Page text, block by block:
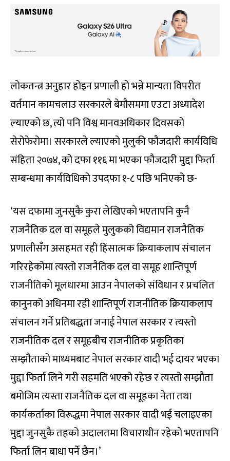
लोकतन्त्र अनुहार होइन प्रणाली हो भन्ने मान्यता विपरीत
वर्तमान कामचलाउ सरकारले बेमौसममा एउटा अध्यादेश
ल्याएको छ, त्यो पनि विश्व मानवअधिकार दिवसको
सेरोफेरोमा। सरकारले ल्याएको मुलुकी फौजदारी कार्यविधि
संहिता २०७४, को दफा ११६ मा भएका फौजदारी मुद्दा फिर्ता
सम्बन्धमा कार्यविधिको उपदफा १-८ पछि भनिएको छ-
‘यस दफामा जुनसुकै कुरा लेखिएको भएतापनि कुनै
राजनैतिक दल वा समूहले मुलुकको विद्यमान राजनैतिक
प्रणालीसँग असहमत रही हिंसात्मक क्रियाकलाप संचालन
गरिरहेकोमा त्यस्तो राजनैतिक दल वा समूह शान्तिपूर्ण
राजनीतिको मूलधारमा आउन नेपालको संविधान र प्रचलित
कानुनको अधिनमा रही शान्तिपूर्ण राजनीतिक क्रियाकलाप
संचालन गर्ने प्रतिबद्धता जनाई नेपाल सरकार र त्यस्तो
राजनीतिक दल र समूहबीच राजनीतिक प्रकृतिका
सम्झौताको माध्यमबाट नेपाल सरकार वादी भई दायर भएका
मुद्दा फिर्ता लिने गरी सहमति भएको रहेछ र त्यस्तो सम्झौता
बमोजिम त्यस्ता राजनैतिक दल वा समूहका नेता तथा
कार्यकर्ताका विरूद्धमा नेपाल सरकार वादी भई चलाइएका
मुद्दा जुनसुकै तहको अदालतमा विचाराधीन रहेको भएतापनि
फिर्ता लिन बाधा पर्ने छैन।’